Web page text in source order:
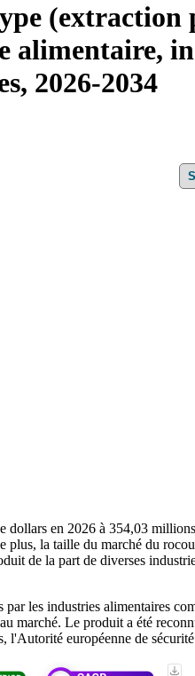
(extraction
alimentaire,
2026-2034
dollars en 2026 à 354,03
plus, la taille du marché du
de la part de diverses
les industries alimentaires
marché. Le produit a été
européenne de